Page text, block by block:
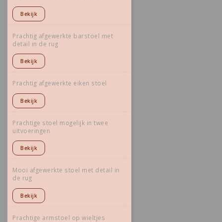
Bekijk
Prachtig afgewerkte barstoel met
detail in de rug
Bekijk
Prachtig afgewerkte eiken stoel
Bekijk
Prachtige stoel mogelijk in twee
uitvoeringen
Bekijk
Mooi afgewerkte stoel met detail in
de rug
Bekijk
Prachtige armstoel op wieltjes